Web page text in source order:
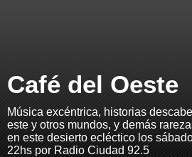
Café del Oeste
Música excéntrica, historias
este y otros mundos, y demás
en este desierto ecléctico los
22hs por Radio Ciudad 92.5